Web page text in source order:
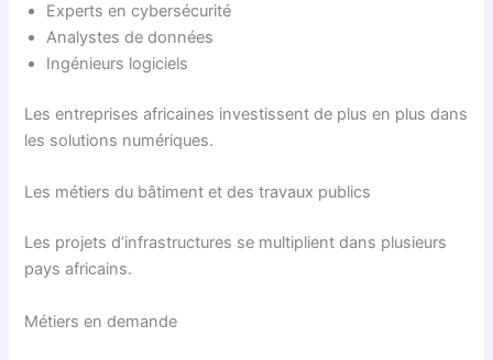
Experts en cybersécurité
Analystes de données
Ingénieurs logiciels
Les entreprises africaines investissent de plus en plus dans
les solutions numériques.
Les métiers du bâtiment et des travaux publics
Les projets d’infrastructures se multiplient dans plusieurs
pays africains.
Métiers en demande